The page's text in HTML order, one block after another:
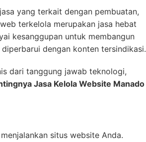
yang terkait dengan pembuatan,
terkelola merupakan jasa hebat
kesanggupan untuk membangun
dengan konten tersindikasi.
dari tanggung jawab teknologi,
Jasa Kelola Website Manado
situs website Anda.